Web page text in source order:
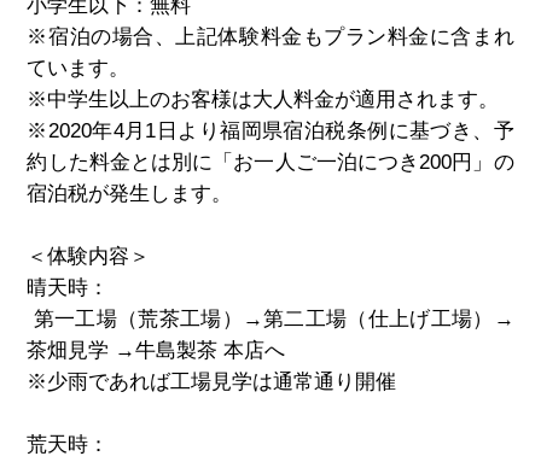
小学生以下：無料
※宿泊の場合、上記体験料金もプラン料金に含まれ
ています。
※中学生以上のお客様は大人料金が適用されます。
※2020年4月1日より福岡県宿泊税条例に基づき、予
約した料金とは別に「お一人ご一泊につき200円」の
宿泊税が発生します。
＜体験内容＞
晴天時：
第一工場（荒茶工場）
→第二工場（仕上げ工場）
→
茶畑見学 →牛島製茶 本店へ
※少雨であれば工場見学は通常通り開催
荒天時：